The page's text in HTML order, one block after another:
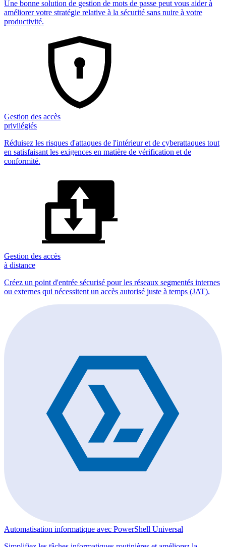
Une bonne solution de gestion de mots de passe peut vous aider à
améliorer votre stratégie relative à la sécurité sans nuire à votre
productivité.
Gestion des accès
privilégiés
Réduisez les risques d'attaques de l'intérieur et de cyberattaques tout
en satisfaisant les exigences en matière de vérification et de
conformité.
Gestion des accès
à distance
Créez un point d'entrée sécurisé pour les réseaux segmentés internes
ou externes qui nécessitent un accès autorisé juste à temps (JAT).
Automatisation informatique avec PowerShell Universal